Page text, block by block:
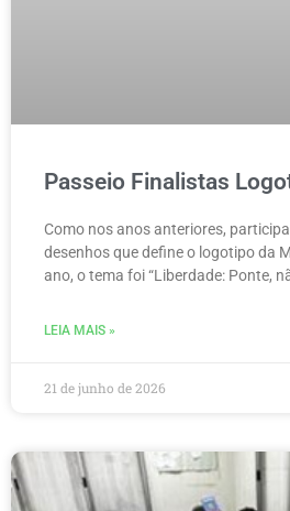
Passeio Finalistas
Como nos anos anteriores,
desenhos que define o logotipo da
ano, o tema foi “Liberdade: Ponte,
LEIA MAIS »
21 de junho de 2026